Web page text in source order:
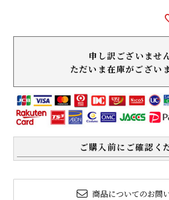
申し訳ございませ
ただいま在庫がござい
ご購入前にご確認く
商品についてのお問